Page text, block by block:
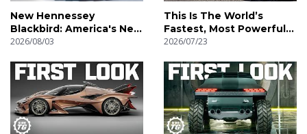
New Hennessey
Blackbird: America's New
Hypercar! | 4K
2026/08/03
This Is The World’s
Fastest, Most Powerful
SUV! | 4K
2026/07/23